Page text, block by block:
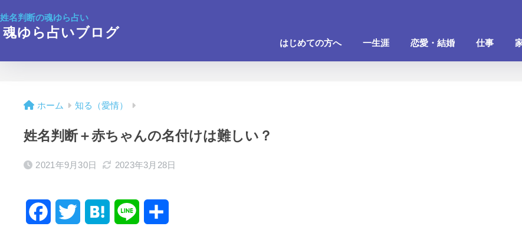
姓名判断の魂ゆら占い
魂ゆら占いブログ
はじめての方へ 一生涯 恋愛・結婚 仕事
ホーム 知る（愛情）
姓名判断＋赤ちゃんの名付けは難しい？
2021年9月30日 2023年3月28日